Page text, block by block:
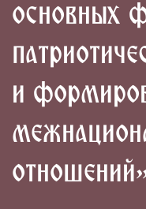
основных
и